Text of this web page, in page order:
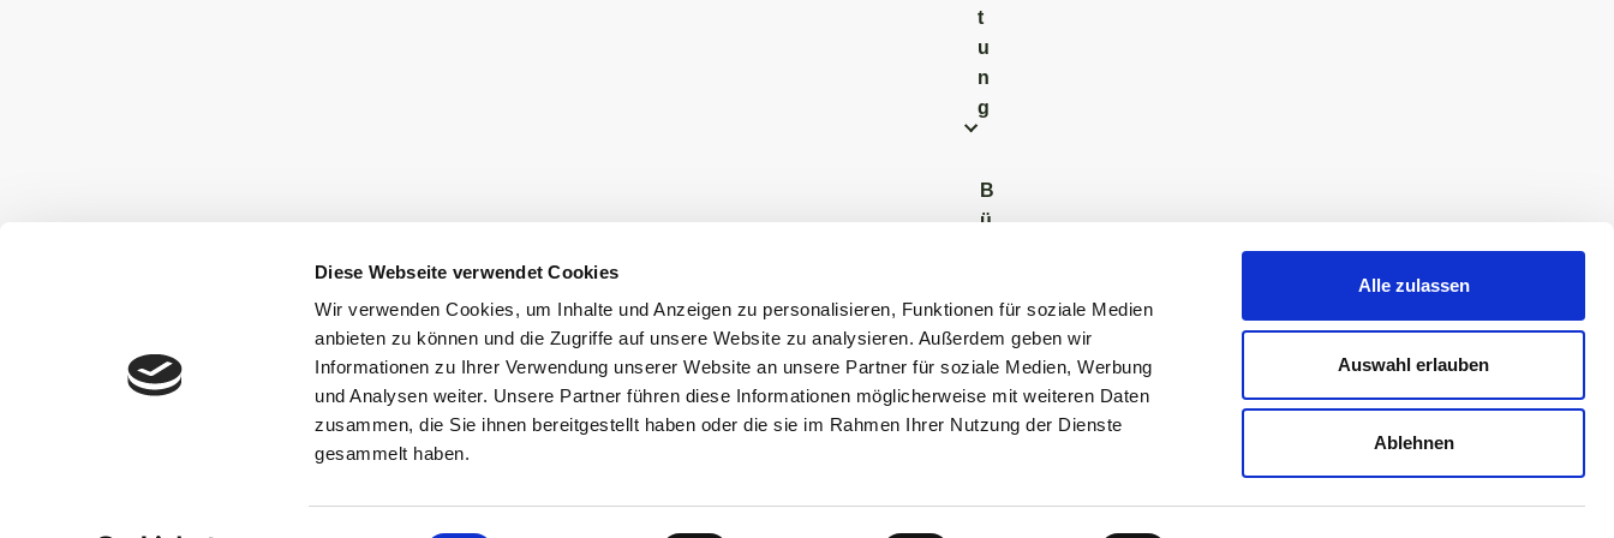
Diese Webseite verwendet Cookies
Wir verwenden Cookies, um Inhalte und Anzeigen zu personalisieren, Funktionen für soziale Medien
anbieten zu können und die Zugriffe auf unsere Website zu analysieren. Außerdem geben wir
Informationen zu Ihrer Verwendung unserer Website an unsere Partner für soziale Medien, Werbung
und Analysen weiter. Unsere Partner führen diese Informationen möglicherweise mit weiteren Daten
zusammen, die Sie ihnen bereitgestellt haben oder die sie im Rahmen Ihrer Nutzung der Dienste
gesammelt haben.
Alle zulassen
Auswahl erlauben
Ablehnen
t
u
n
g
B
ü
e
r
b
ü
r